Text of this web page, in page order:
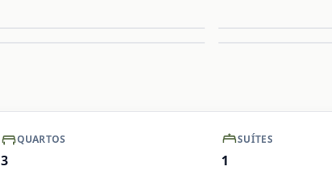
QUARTOS
3
SUÍTES
1